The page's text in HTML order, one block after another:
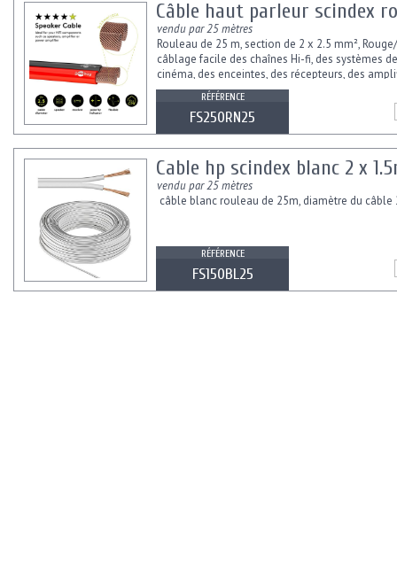
Câble haut parleur scindex
vendu par 25 mètres
Rouleau de 25 m, section de 2 x 2.5 mm²,
câblage facile des chaînes Hi-fi, des systèmes
cinéma, des enceintes, des récepteurs, des
des amplificateurs de...
RÉFÉRENCE
FS250RN25
Cable hp scindex blanc 2 x
vendu par 25 mètres
câble blanc rouleau de 25m, diamètre du câble
RÉFÉRENCE
FS150BL25